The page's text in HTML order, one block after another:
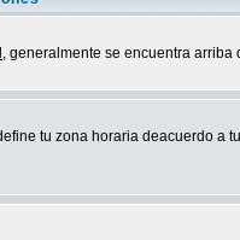
, generalmente se encuentra arriba
tu zona horaria deacuerdo a